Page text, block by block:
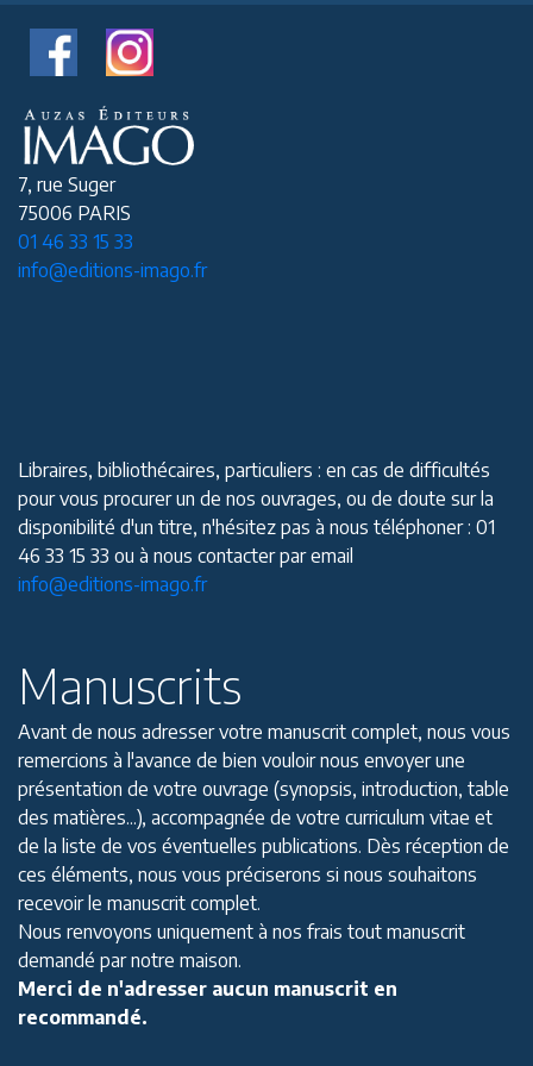
7, rue Suger
75006 PARIS
01 46 33 15 33
info@editions-imago.fr
Libraires, bibliothécaires, particuliers : en cas de difficultés
pour vous procurer un de nos ouvrages, ou de doute sur la
disponibilité d'un titre, n'hésitez pas à nous téléphoner : 01
46 33 15 33 ou à nous contacter par email
info@editions-imago.fr
Manuscrits
Avant de nous adresser votre manuscrit complet, nous vous
remercions à l'avance de bien vouloir nous envoyer une
présentation de votre ouvrage (synopsis, introduction, table
des matières...), accompagnée de votre curriculum vitae et
de la liste de vos éventuelles publications. Dès réception de
ces éléments, nous vous préciserons si nous souhaitons
recevoir le manuscrit complet.
Nous renvoyons uniquement à nos frais tout manuscrit
demandé par notre maison.
Merci de n'adresser aucun manuscrit en
recommandé.